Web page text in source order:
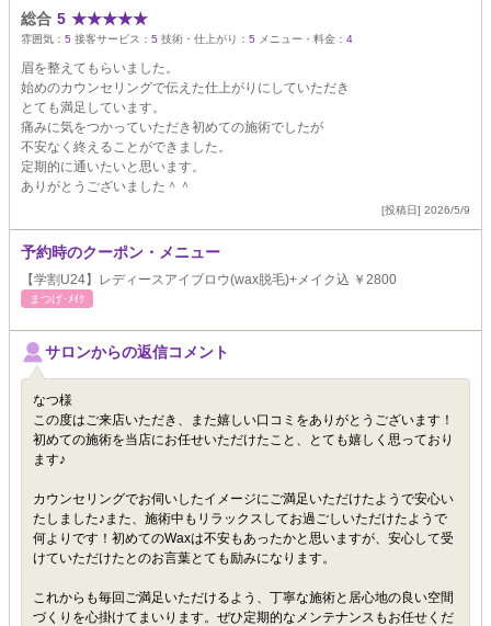
総合 5 ★★★★★
雰囲気： 5 接客サービス： 5 技術・仕上がり： 5 メニュー・料金： 4
眉を整えてもらいました。
始めのカウンセリングで伝えた仕上がりにしていただき
とても満足しています。
痛みに気をつかっていただき初めての施術でしたが
不安なく終えることができました。
定期的に通いたいと思います。
ありがとうございました＾＾
[投稿日] 2026/5/9
予約時のクーポン・メニュー
【学割U24】レディースアイブロウ(wax脱毛)+メイク込 ￥2800
まつげ･ﾒｲｸ
サロンからの返信コメント
なつ様
この度はご来店いただき、また嬉しい口コミをありがとうございます！
初めての施術を当店にお任せいただけたこと、とても嬉しく思っており
ます♪
カウンセリングでお伺いしたイメージにご満足いただけたようで安心い
たしました♪また、施術中もリラックスしてお過ごしいただけたようで
何よりです！初めてのWaxは不安もあったかと思いますが、安心して受
けていただけたとのお言葉とても励みになります。
これからも毎回ご満足いただけるよう、丁寧な施術と居心地の良い空間
づくりを心掛けてまいります。ぜひ定期的なメンテナンスもお任せくだ